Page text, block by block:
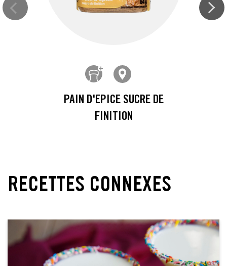
PAIN D'EPICE SUCRE DE
FINITION
RECETTES CONNEXES